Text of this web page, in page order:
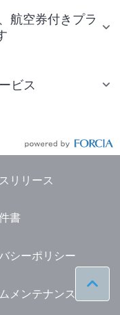
ペー
航空券付きプラ
ビス
リリース
書
シーポリシー
メンテナンス